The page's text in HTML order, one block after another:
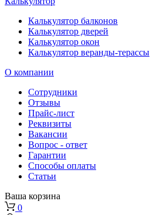
Калькулятор балконов
Калькулятор дверей
Калькулятор окон
Калькулятор веранды-терассы
О компании
Сотрудники
Отзывы
Прайс-лист
Реквизиты
Вакансии
Вопрос - ответ
Гарантии
Способы оплаты
Статьи
Ваша корзина
0